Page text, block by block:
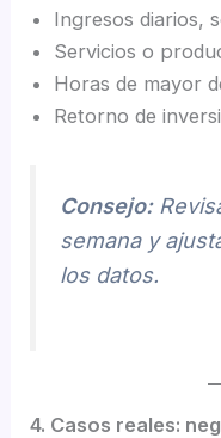
Ingresos diarios,
Servicios o
Horas de mayor
Retorno de
Consejo:
semana y
los datos.
4. Casos reales: